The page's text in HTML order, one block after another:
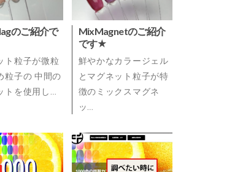
のご紹介で
ト粒子が微粒
粒子の 中間の
トを使用し…
MixMagnetのご紹介
です★
鮮やかなカラージェル
とマグネット粒子が特
徴のミックスマグネ
ッ…